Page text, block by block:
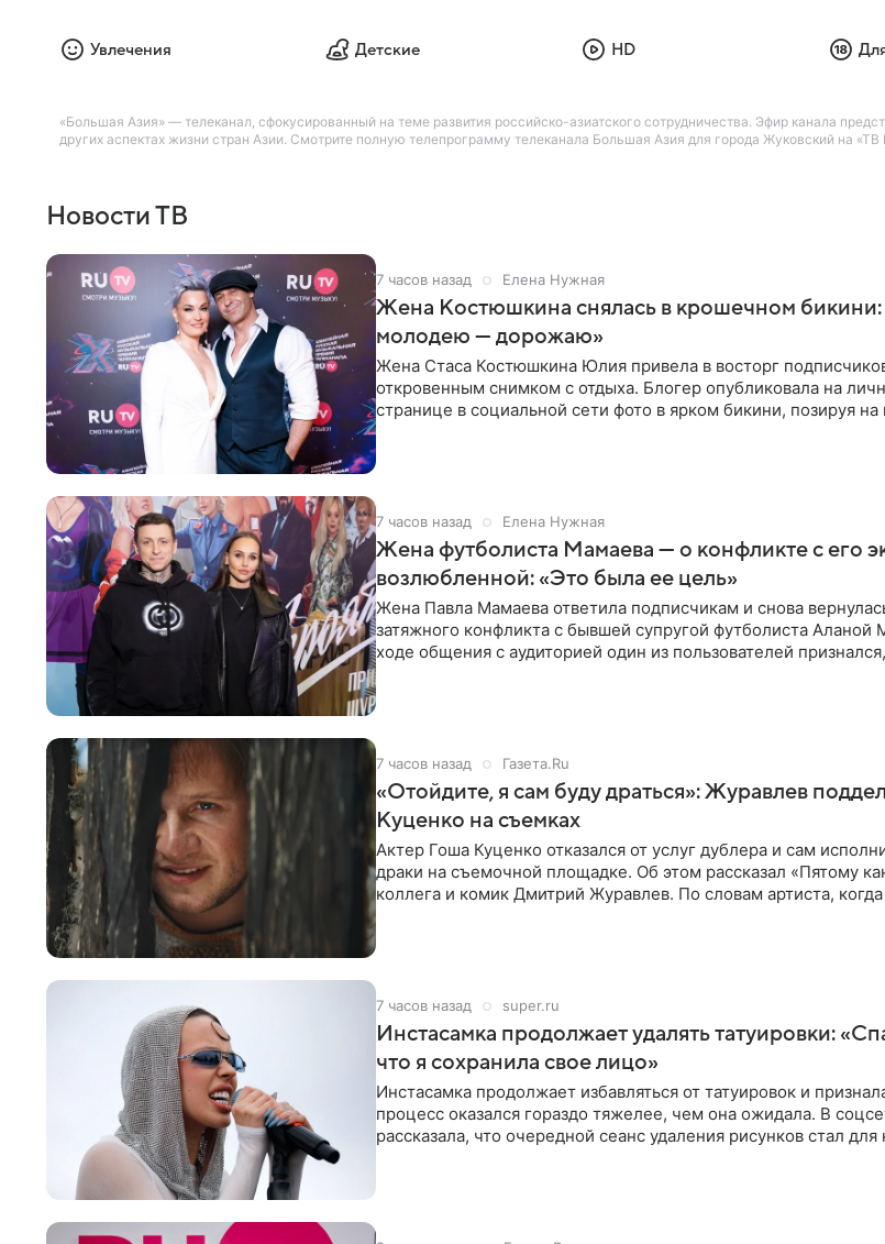
Увлечения Детские HD
«Большая Азия» — телеканал, сфокусированный на теме развития российско-азиатского сотрудничества. Эфир канала
других аспектах жизни стран Азии. Смотрите полную телепрограмму телеканала Большая Азия для города Жуковский на «ТВ
Новости ТВ
7 часов назад Елена Нужная
Жена Костюшкина снялась в крошечном
молодею — дорожаю»
Жена Стаса Костюшкина Юлия привела в восторг
откровенным снимком с отдыха. Блогер опубликовала на
странице в социальной сети фото в ярком бикини, позируя на
7 часов назад Елена Нужная
Жена футболиста Мамаева — о конфликте с его
возлюбленной: «Это была ее цель»
Жена Павла Мамаева ответила подписчикам и снова
затяжного конфликта с бывшей супругой футболиста Аланой
ходе общения с аудиторией один из пользователей
7 часов назад Газета.Ru
«Отойдите, я сам буду драться»: Журавлев поддел
Куценко на съемках
Актер Гоша Куценко отказался от услуг дублера и сам
драки на съемочной площадке. Об этом рассказал «Пятому
коллега и комик Дмитрий Журавлев. По словам артиста,
7 часов назад super.ru
Инстасамка продолжает удалять татуировки:
что я сохранила свое лицо»
Инстасамка продолжает избавляться от татуировок и
процесс оказался гораздо тяжелее, чем она ожидала. В
рассказала, что очередной сеанс удаления рисунков стал для